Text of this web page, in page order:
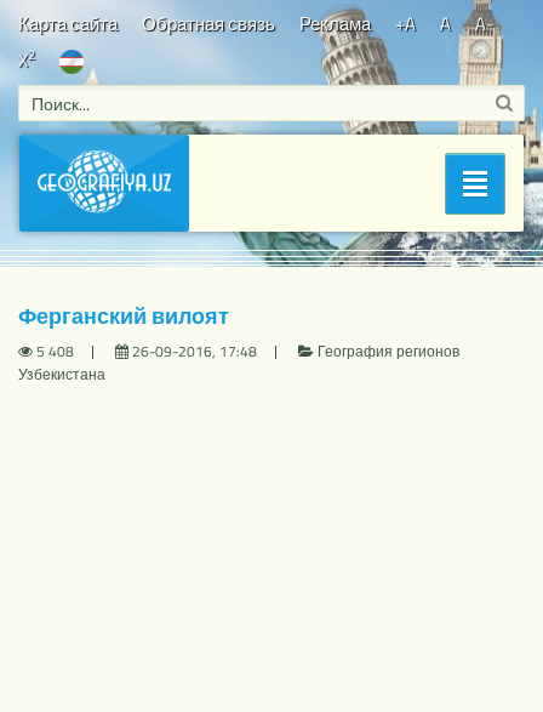
Карта сайта Обратная связь Реклама +A A
A-
X2
Bosh sahifa/География регионов Узбекистана
/ Ферганский
вилоят
Ферганский вилоят
5 408 26-09-2016, 17:48
География регионов
Узбекистана